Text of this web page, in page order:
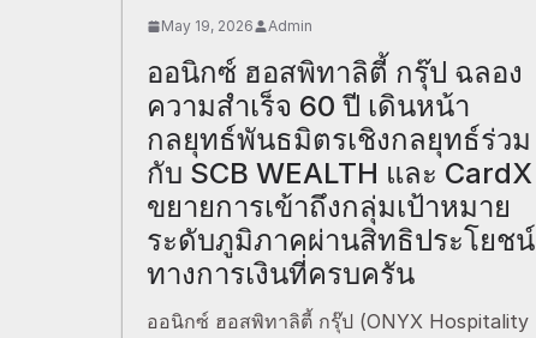
May 19, 2026 Admin
ออนิกซ์ ฮอสพิทาลิตี้ กรุ๊ป ฉลอง
ความสำเร็จ 60 ปี เดินหน้า
กลยุทธ์พันธมิตรเชิงกลยุทธ์ร่วม
กับ SCB WEALTH และ CardX
ขยายการเข้าถึงกลุ่มเป้าหมาย
ระดับภูมิภาคผ่านสิทธิประโยชน์
ทางการเงินที่ครบครัน
ออนิกซ์ ฮอสพิทาลิตี้ กรุ๊ป (ONYX Hospitality